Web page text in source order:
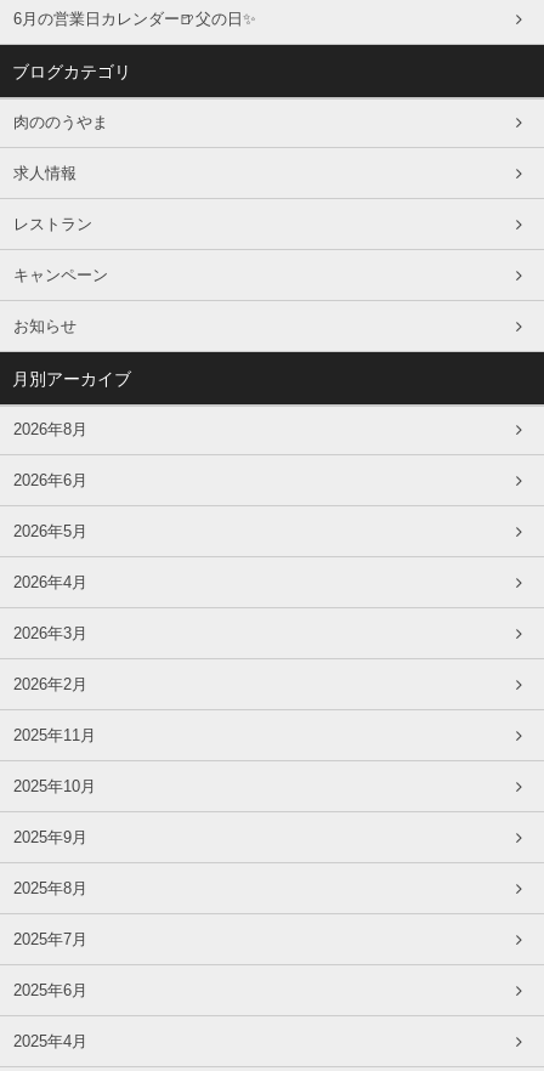
6月の営業日カレンダー🍺父の日✨
ブログカテゴリ
肉ののうやま
求人情報
レストラン
キャンペーン
お知らせ
月別アーカイブ
2026年8月
2026年6月
2026年5月
2026年4月
2026年3月
2026年2月
2025年11月
2025年10月
2025年9月
2025年8月
2025年7月
2025年6月
2025年4月